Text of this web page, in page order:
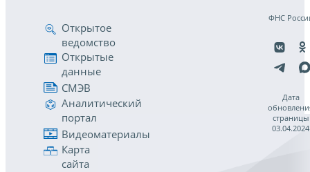
Открытое
ведомство
Открытые
данные
СМЭВ
Аналитический
портал
Видеоматериалы
Карта
сайта
ФНС
Дата
страницы
03.04.2024